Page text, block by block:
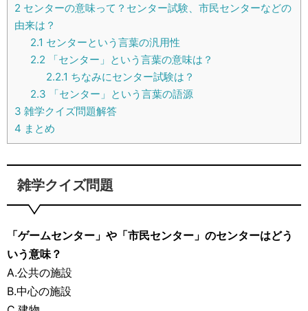
2 センターの意味って？センター試験、市民センターなどの
由来は？
2.1 センターという言葉の汎用性
2.2 「センター」という言葉の意味は？
2.2.1 ちなみにセンター試験は？
2.3 「センター」という言葉の語源
3 雑学クイズ問題解答
4 まとめ
雑学クイズ問題
「ゲームセンター」や「市民センター」のセンターはどう
いう意味？
A.公共の施設
B.中心の施設